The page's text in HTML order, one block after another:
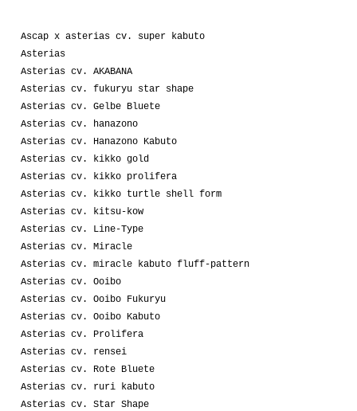
Ascap x asterias cv. super kabuto
Asterias
Asterias cv. AKABANA
Asterias cv. fukuryu star shape
Asterias cv. Gelbe Bluete
Asterias cv. hanazono
Asterias cv. Hanazono Kabuto
Asterias cv. kikko gold
Asterias cv. kikko prolifera
Asterias cv. kikko turtle shell form
Asterias cv. kitsu-kow
Asterias cv. Line-Type
Asterias cv. Miracle
Asterias cv. miracle kabuto fluff-pattern
Asterias cv. Ooibo
Asterias cv. Ooibo Fukuryu
Asterias cv. Ooibo Kabuto
Asterias cv. Prolifera
Asterias cv. rensei
Asterias cv. Rote Bluete
Asterias cv. ruri kabuto
Asterias cv. Star Shape